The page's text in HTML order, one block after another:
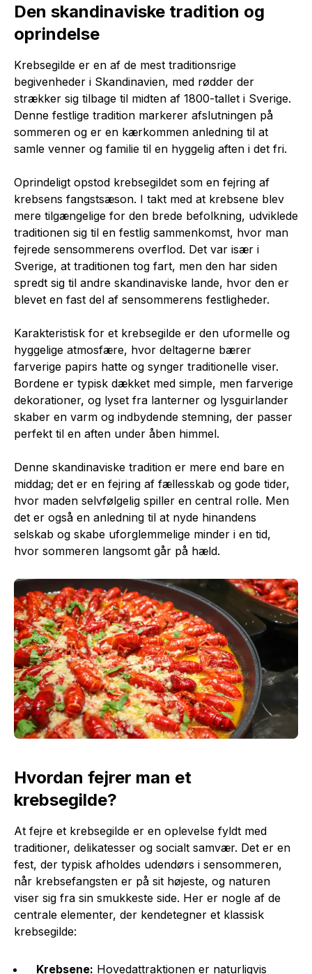
Den skandinaviske tradition og
oprindelse
Krebsegilde er en af de mest traditionsrige
begivenheder i Skandinavien, med rødder der
strækker sig tilbage til midten af 1800-tallet i Sverige.
Denne festlige tradition markerer afslutningen på
sommeren og er en kærkommen anledning til at
samle venner og familie til en hyggelig aften i det fri.
Oprindeligt opstod krebsegildet som en fejring af
krebsens fangstsæson. I takt med at krebsene blev
mere tilgængelige for den brede befolkning, udviklede
traditionen sig til en festlig sammenkomst, hvor man
fejrede sensommerens overflod. Det var især i
Sverige, at traditionen tog fart, men den har siden
spredt sig til andre skandinaviske lande, hvor den er
blevet en fast del af sensommerens festligheder.
Karakteristisk for et krebsegilde er den uformelle og
hyggelige atmosfære, hvor deltagerne bærer
farverige papirs hatte og synger traditionelle viser.
Bordene er typisk dækket med simple, men farverige
dekorationer, og lyset fra lanterner og lysguirlander
skaber en varm og indbydende stemning, der passer
perfekt til en aften under åben himmel.
Denne skandinaviske tradition er mere end bare en
middag; det er en fejring af fællesskab og gode tider,
hvor maden selvfølgelig spiller en central rolle. Men
det er også en anledning til at nyde hinandens
selskab og skabe uforglemmelige minder i en tid,
hvor sommeren langsomt går på hæld.
Hvordan fejrer man et
krebsegilde?
At fejre et krebsegilde er en oplevelse fyldt med
traditioner, delikatesser og socialt samvær. Det er en
fest, der typisk afholdes udendørs i sensommeren,
når krebsefangsten er på sit højeste, og naturen
viser sig fra sin smukkeste side. Her er nogle af de
centrale elementer, der kendetegner et klassisk
krebsegilde:
Krebsene: Hovedattraktionen er naturligvis